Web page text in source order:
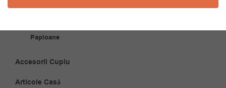
Papioane
Accesorii Cuplu
Articole Casă